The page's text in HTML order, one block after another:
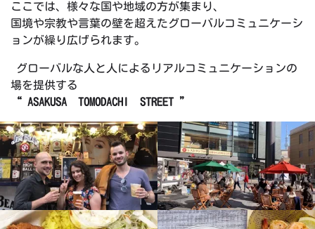
ここでは、様々な国や地域の方が集まり、
国境や宗教や言葉の壁を超えたグローバルコミュニケーシ
ョンが繰り広げられます。
グローバルな人と人によるリアルコミュニケーションの
場を提供する
“ ASAKUSA TOMODACHI STREET ”